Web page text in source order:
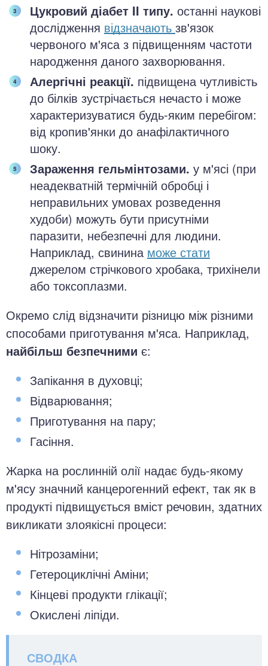
Цукровий діабет II типу. останні наукові
дослідження відзначають зв'язок
червоного м'яса з підвищенням частоти
народження даного захворювання.
Алергічні реакції. підвищена чутливість
до білків зустрічається нечасто і може
характеризуватися будь-яким перебігом:
від кропив'янки до анафілактичного
шоку.
Зараження гельмінтозами. у м'ясі (при
неадекватній термічній обробці і
неправильних умовах розведення
худоби) можуть бути присутніми
паразити, небезпечні для людини.
Наприклад, свинина може стати
джерелом стрічкового хробака, трихінели
або токсоплазми.
Окремо слід відзначити різницю між різними
способами приготування м'яса. Наприклад,
найбільш безпечними є:
Запікання в духовці;
Відварювання;
Приготування на пару;
Гасіння.
Жарка на рослинній олії надає будь-якому
м'ясу значний канцерогенний ефект, так як в
продукті підвищується вміст речовин, здатних
викликати злоякісні процеси:
Нітрозаміни;
Гетероциклічні Аміни;
Кінцеві продукти глікації;
Окислені ліпіди.